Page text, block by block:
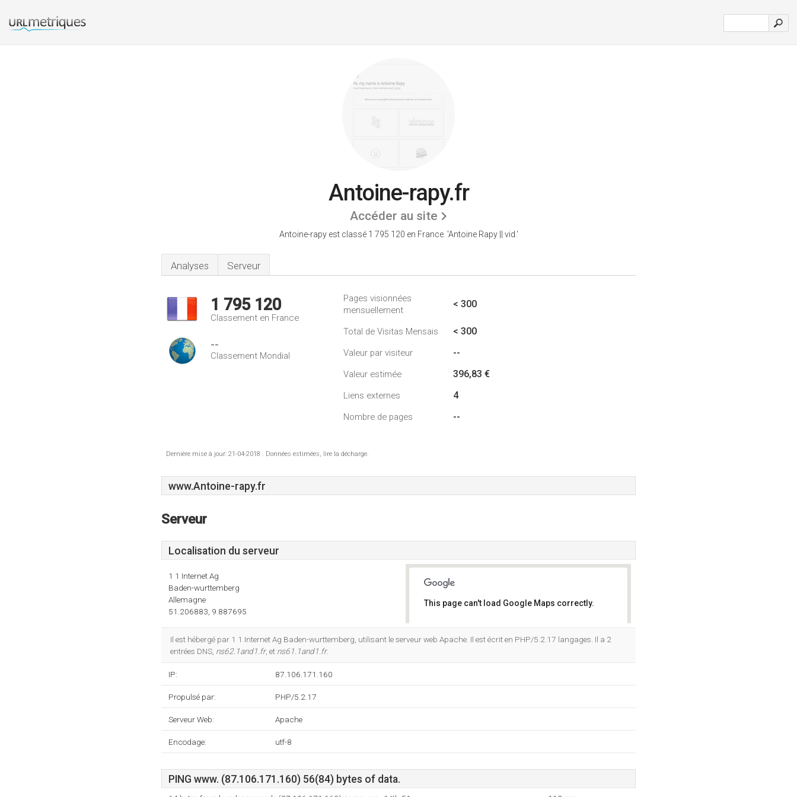
Antoine-rapy.fr
Accéder au site
Antoine-rapy est classé 1 795 120 en France. 'Antoine Rapy || vid.'
Analyses Serveur
1 795 120
Classement en France
--
Classement Mondial
Pages visionnées
mensuellement
< 300
Total de Visitas Mensais < 300
Valeur par visiteur --
Valeur estimée 396,83 €
Liens externes 4
Nombre de pages --
Dernière mise à jour: 21-04-2018 . Données estimées, lire la décharge.
www.Antoine-rapy.fr
Serveur
Localisation du serveur
1 1 Internet Ag
Baden-wurttemberg
Allemagne
51.206883, 9.887695
This page can't load Google Maps correctly.
Il est hébergé par 1 1 Internet Ag Baden-wurttemberg, utilisant le serveur web Apache. Il est écrit en PHP/5.2.17 langages. Il a 2
entrées DNS, ns62.1and1.fr, et ns61.1and1.fr.
IP: 87.106.171.160
Propulsé par: PHP/5.2.17
Serveur Web: Apache
Encodage: utf-8
PING www. (87.106.171.160) 56(84) bytes of data.